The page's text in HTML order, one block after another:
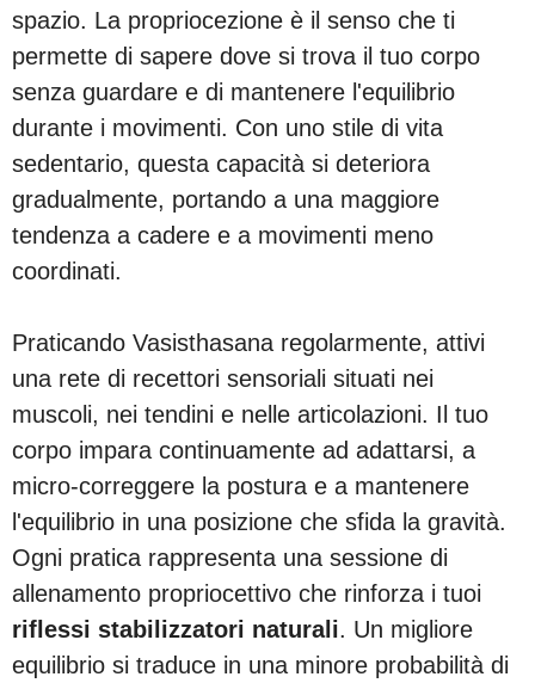
spazio. La propriocezione è il senso che ti
permette di sapere dove si trova il tuo corpo
senza guardare e di mantenere l'equilibrio
durante i movimenti. Con uno stile di vita
sedentario, questa capacità si deteriora
gradualmente, portando a una maggiore
tendenza a cadere e a movimenti meno
coordinati.
Praticando Vasisthasana regolarmente, attivi
una rete di recettori sensoriali situati nei
muscoli, nei tendini e nelle articolazioni. Il tuo
corpo impara continuamente ad adattarsi, a
micro-correggere la postura e a mantenere
l'equilibrio in una posizione che sfida la gravità.
Ogni pratica rappresenta una sessione di
allenamento propriocettivo che rinforza i tuoi
riflessi stabilizzatori naturali. Un migliore
equilibrio si traduce in una minore probabilità di